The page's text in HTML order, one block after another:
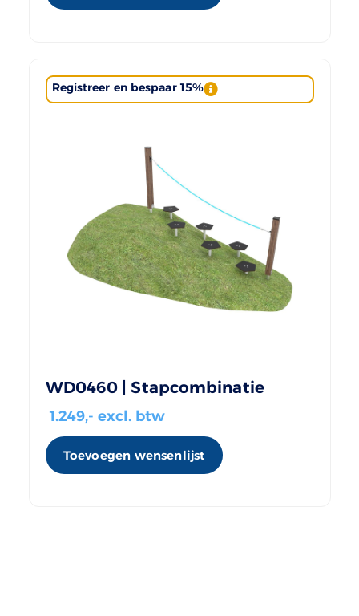
Registreer en bespaar 15%
WD0460 | Stapcombinatie
1.249,- excl. btw
Toevoegen wensenlijst